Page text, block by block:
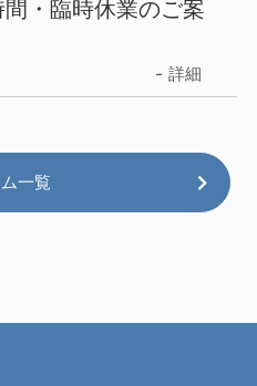
・臨時休業のご案
詳細
一覧